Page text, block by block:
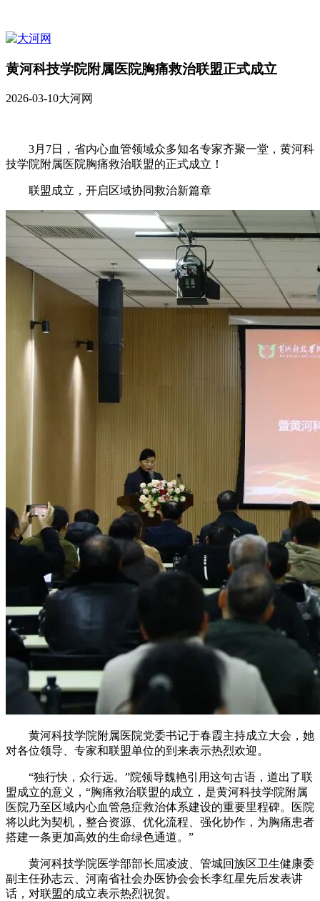
黄河科技学院附属医院胸痛救治联盟正式成立
2026-03-10大河网
3月7日，省内心血管领域众多知名专家齐聚一堂，黄河科
技学院附属医院胸痛救治联盟的正式成立！
联盟成立，开启区域协同救治新篇章
黄河科技学院附属医院党委书记于春霞主持成立大会，她
对各位领导、专家和联盟单位的到来表示热烈欢迎。
“独行快，众行远。”院领导魏艳引用这句古语，道出了联
盟成立的意义，“胸痛救治联盟的成立，是黄河科技学院附属
医院乃至区域内心血管急症救治体系建设的重要里程碑。医院
将以此为契机，整合资源、优化流程、强化协作，为胸痛患者
搭建一条更加高效的生命绿色通道。”
黄河科技学院医学部部长屈凌波、管城回族区卫生健康委
副主任孙志云、河南省社会办医协会会长李红星先后发表讲
话，对联盟的成立表示热烈祝贺。